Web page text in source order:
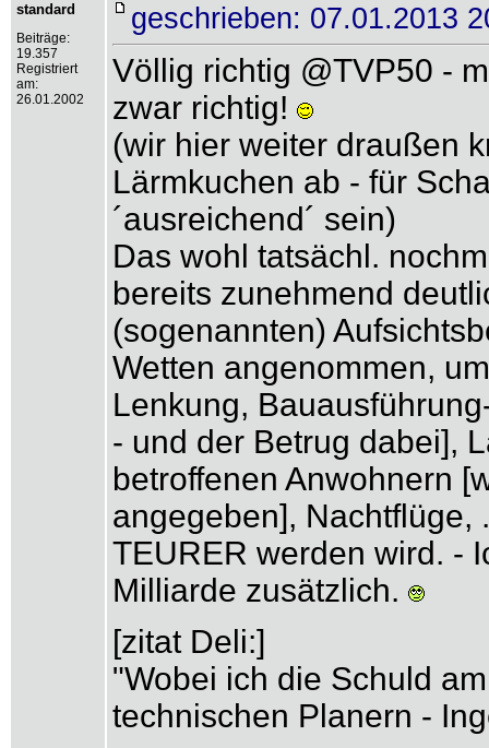
standard
Beiträge:
19.357
Registriert
am:
26.01.2002
geschrieben: 07.01.2013
Völlig richtig @TVP50 -
zwar richtig!
(wir hier weiter draußen
Lärmkuchen ab - für
´ausreichend´ sein)
Das wohl tatsächl.
bereits zunehmend
(sogenannten)
Wetten angenommen,
Lenkung,
- und der Betrug dabei],
betroffenen Anwohnern
angegeben], Nachtflüge,
TEURER werden wird. -
Milliarde zusätzlich.
[zitat Deli:]
"Wobei ich die Schuld
technischen Planern -